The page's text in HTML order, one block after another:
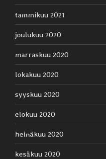
tammikuu 2021
joulukuu 2020
marraskuu 2020
lokakuu 2020
syyskuu 2020
elokuu 2020
heinäkuu 2020
kesäkuu 2020